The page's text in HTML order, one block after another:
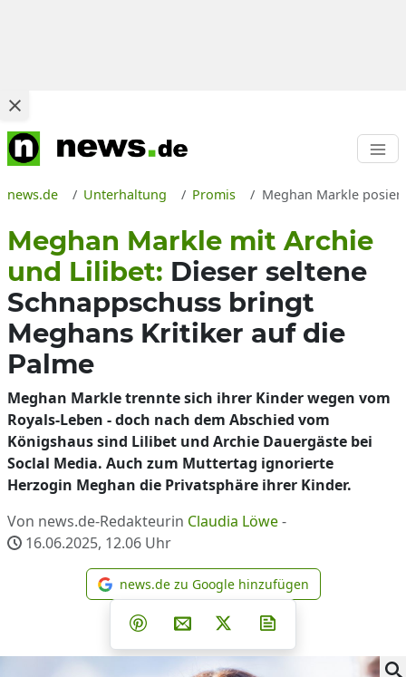
news.de Unterhaltung Promis Meghan Markle
Meghan Markle mit Archie
und Lilibet: Dieser seltene
Schnappschuss bringt
Meghans Kritiker auf die
Palme
Meghan Markle trennte sich ihrer Kinder wegen vom
Royals-Leben - doch nach dem Abschied vom
Königshaus sind Lilibet und Archie Dauergäste bei
Soclal Media. Auch zum Muttertag ignorierte
Herzogin Meghan die Privatsphäre ihrer Kinder.
Von news.de-Redakteurin Claudia Löwe-
16.06.2025, 12.06 Uhr
news.de zu Google
news.de zu Google hinzufügen
Teilen auf Facebook
Teilen auf Whatsapp
Teilen auf Telegram
Teilen auf Pinterest
Per E-Mail teilen
Post auf X